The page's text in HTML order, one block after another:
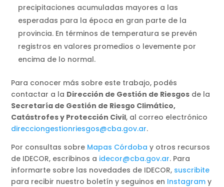
precipitaciones acumuladas mayores a las
esperadas para la época en gran parte de la
provincia. En términos de temperatura se prevén
registros en valores promedios o levemente por
encima de lo normal.
Para conocer más sobre este trabajo, podés
contactar a la Dirección de Gestión de Riesgos de la
Secretaría de Gestión de Riesgo Climático,
Catástrofes y Protección Civil, al correo electrónico
direcciongestionriesgos@cba.gov.ar.
Por consultas sobre Mapas Córdoba y otros recursos
de IDECOR, escribinos a idecor@cba.gov.ar. Para
informarte sobre las novedades de IDECOR, suscribite
para recibir nuestro boletín y seguinos en Instagram y